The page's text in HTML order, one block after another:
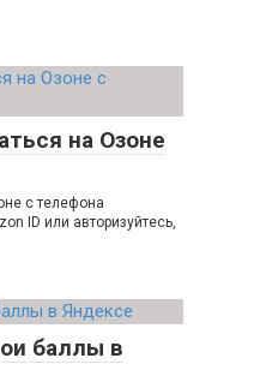
на Озоне
с телефона
ID или авторизуйтесь,
баллы в